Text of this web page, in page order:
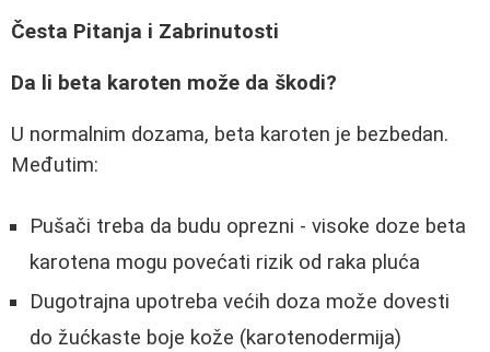
Česta Pitanja i Zabrinutosti
Da li beta karoten može da škodi?
U normalnim dozama, beta karoten je bezbedan.
Međutim:
Pušači treba da budu oprezni - visoke doze beta
karotena mogu povećati rizik od raka pluća
Dugotrajna upotreba većih doza može dovesti
do žućkaste boje kože (karotenodermija)